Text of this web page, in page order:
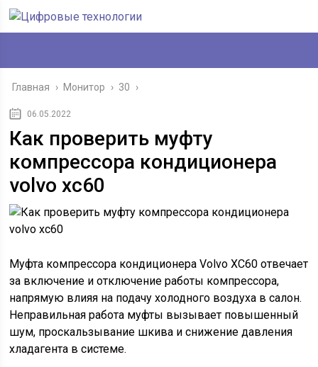
Главная › Монитор › 30 ›
06.05.2022
Как проверить муфту
компрессора кондиционера
volvo xc60
Муфта компрессора кондиционера Volvo XC60 отвечает
за включение и отключение работы компрессора,
напрямую влияя на подачу холодного воздуха в салон.
Неправильная работа муфты вызывает повышенный
шум, проскальзывание шкива и снижение давления
хладагента в системе.